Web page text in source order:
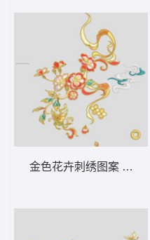
金色花卉刺绣图案 汉服花